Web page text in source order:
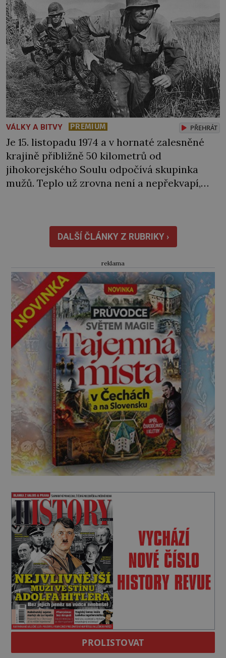
VÁLKY A BITVY PREMIUM PŘEHRÁT
Je 15. listopadu 1974 a v hornaté zalesněné
krajině přibližně 50 kilometrů od
jihokorejského Soulu odpočívá skupinka
mužů. Teplo už zrovna není a nepřekvapí,
nedaleký teplý vzduch stoupající ze země.
Vydá se na průzkum… Jak se k místu
přibližuje, slyší i sílící neznámé […]
DALŠÍ ČLÁNKY Z RUBRIKY ›
reklama
PROLISTOVAT